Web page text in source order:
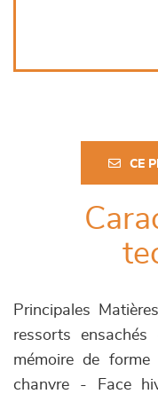
CE
Principales
ressorts
mémoire de
chanvre - Face